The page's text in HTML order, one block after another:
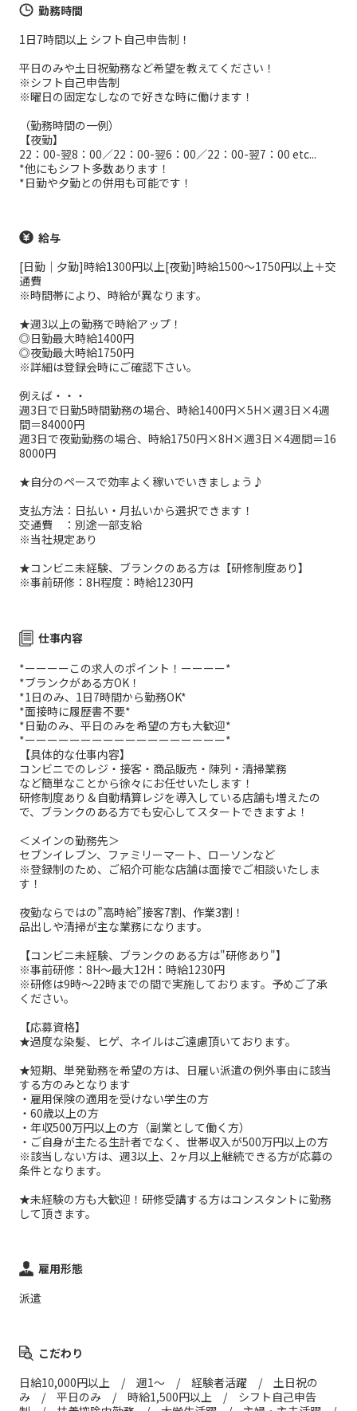
勤務時間
1日7時間以上 シフト自己申告制！
平日のみや土日祝勤務など希望を教えてください！
※シフト自己申告制
※曜日の固定なしなので好きな時に働けます！
（勤務時間の一例）
【夜勤】
22：00-翌8：00／22：00-翌6：00／22：00-翌7：00 etc...
*他にもシフト多数あります！
*日勤や夕勤との併用も可能です！
給与
[日勤｜夕勤]時給1300円以上[夜勤]時給1500～1750円以上＋交
通費
※時間帯により、時給が異なります。
★週3以上の勤務で時給アップ！
◎日勤最大時給1400円
◎夜勤最大時給1750円
※詳細は登録会時にご確認下さい。
例えば・・・
週3日で日勤5時間勤務の場合、時給1400円×5H×週3日×4週
間＝84000円
週3日で夜勤勤務の場合、時給1750円×8H×週3日×4週間＝16
8000円
★自分のペースで効率よく稼いでいきましょう♪
支払方法：日払い・月払いから選択できます！
交通費 ：別途一部支給
※当社規定あり
★コンビニ未経験、ブランクのある方は【研修制度あり】
※事前研修：8H程度：時給1230円
仕事内容
*ーーーーこの求人のポイント！ーーーー*
*ブランクがある方OK！
*1日のみ、1日7時間から勤務OK*
*面接時に履歴書不要*
*日勤のみ、平日のみを希望の方も大歓迎*
*ーーーーーーーーーーーーーーーーーー*
【具体的な仕事内容】
コンビニでのレジ・接客・商品販売・陳列・清掃業務
など簡単なことから徐々にお任せいたします！
研修制度あり＆自動精算レジを導入している店舗も増えたの
で、ブランクのある方でも安心してスタートできますよ！
＜メインの勤務先＞
セブンイレブン、ファミリーマート、ローソンなど
※登録制のため、ご紹介可能な店舗は面接でご相談いたしま
す！
夜勤ならではの”高時給”接客7割、作業3割！
品出しや清掃が主な業務になります。
【コンビニ未経験、ブランクのある方は"研修あり"】
※事前研修：8H～最大12H：時給1230円
※研修は9時～22時までの間で実施しております。予めご了承
ください。
【応募資格】
★過度な染髪、ヒゲ、ネイルはご遠慮頂いております。
★短期、単発勤務を希望の方は、日雇い派遣の例外事由に該当
する方のみとなります
・雇用保険の適用を受けない学生の方
・60歳以上の方
・年収500万円以上の方（副業として働く方）
・ご自身が主たる生計者でなく、世帯収入が500万円以上の方
※該当しない方は、週3以上、2ヶ月以上継続できる方が応募の
条件となります。
★未経験の方も大歓迎！研修受講する方はコンスタントに勤務
して頂きます。
雇用形態
派遣
こだわり
日給10,000円以上 / 週1～ / 経験者活躍 / 土日祝の
み / 平日のみ / 時給1,500円以上 / シフト自己申告